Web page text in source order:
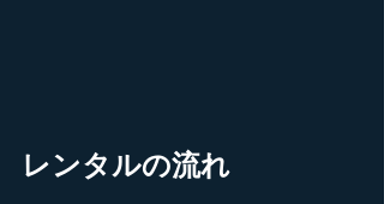
レンタルの流れ